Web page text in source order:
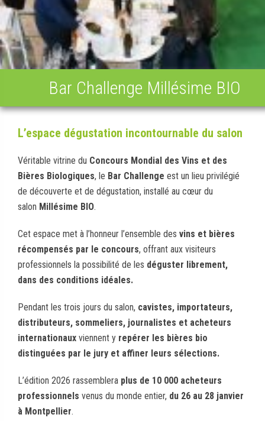
Bar Challenge Millésime BIO
L’espace dégustation incontournable du salon
Véritable vitrine du Concours Mondial des Vins et des
Bières Biologiques, le Bar Challenge est un lieu privilégié
de découverte et de dégustation, installé au cœur du
salon Millésime BIO.
Cet espace met à l’honneur l’ensemble des vins et bières
récompensés par le concours, offrant aux visiteurs
professionnels la possibilité de les déguster librement,
dans des conditions idéales.
Pendant les trois jours du salon, cavistes, importateurs,
distributeurs, sommeliers, journalistes et acheteurs
internationaux viennent y repérer les bières bio
distinguées par le jury et affiner leurs sélections.
L’édition 2026 rassemblera plus de 10 000 acheteurs
professionnels venus du monde entier, du 26 au 28 janvier
à Montpellier.